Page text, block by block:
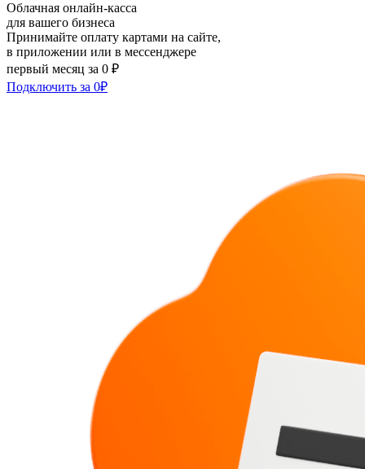
Облачная онлайн-касса
для вашего бизнеса
Принимайте оплату картами на сайте,
в приложении или в мессенджере
первый месяц за 0 ₽
Подключить за 0₽